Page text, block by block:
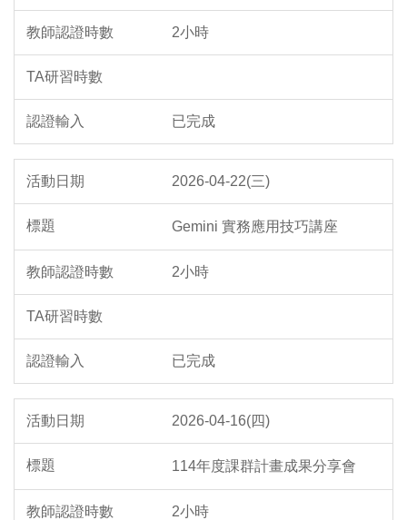
2小時
已完成
2026-04-22(三)
Gemini 實務應用技巧講座
2小時
已完成
2026-04-16(四)
114年度課群計畫成果分享會
2小時